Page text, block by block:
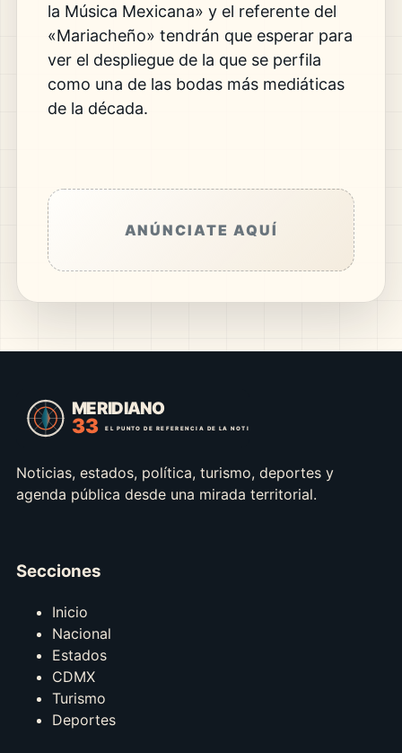
la Música Mexicana» y el referente del
«Mariacheño» tendrán que esperar para
ver el despliegue de la que se perfila
como una de las bodas más mediáticas
de la década.
ANÚNCIATE AQUÍ
Noticias, estados, política, turismo, deportes y
agenda pública desde una mirada territorial.
Secciones
Inicio
Nacional
Estados
CDMX
Turismo
Deportes